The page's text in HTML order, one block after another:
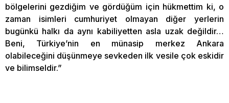
bölgelerini gezdiğim ve gördüğüm için hükmettim ki, o
zaman isimleri cumhuriyet olmayan diğer yerlerin
bugünkü halkı da aynı kabiliyetten asla uzak değildir…
Beni, Türkiye’nin en münasip merkez Ankara
olabileceğini düşünmeye sevkeden ilk vesile çok eskidir
ve bilimseldir.”